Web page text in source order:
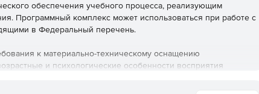
обеспечения учебного процесса, реализующим
Программный комплекс может использоваться при работе с
в Федеральный перечень.
к материально-техническому оснащению
и психологические особенности восприятия